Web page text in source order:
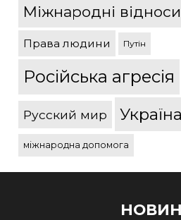
Міжнародні
Права людини Путін
Російська агресія
Русский мир
міжнародна допомога